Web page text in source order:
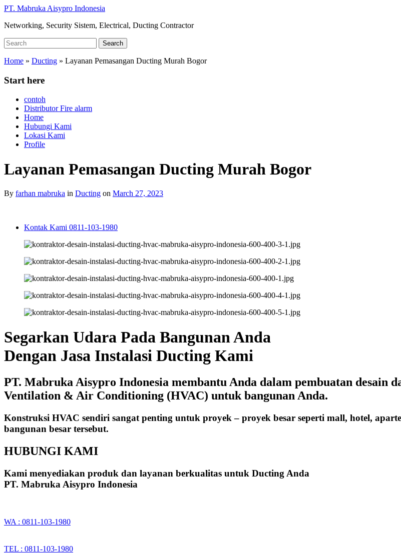
Skip
main
PT. Mabruka Aisypro Indonesia
Networking, Security Sistem, Electrical, Ducting Contractor
Search
for:
Search
Home » Ducting » Layanan Pemasangan Ducting Murah Bogor
Start here
contoh
Distributor Fire alarm
Home
Hubungi Kami
Lokasi Kami
Profile
Layanan Pemasangan Ducting Murah Bogor
By farhan mabruka in Ducting on March 27, 2023
Kontak Kami 0811-103-1980
Segarkan Udara Pada Bangunan Anda
Dengan Jasa Instalasi Ducting Kami
PT. Mabruka Aisypro Indonesia membantu Anda dalam pembuatan desain
Ventilation & Air Conditioning (HVAC) untuk bangunan Anda.
Konstruksi HVAC sendiri sangat penting untuk proyek – proyek besar seperti mall, hotel,
bangunan besar tersebut.
HUBUNGI KAMI
Kami menyediakan produk dan layanan berkualitas untuk Ducting Anda
PT. Mabruka Aisypro Indonesia
WA : 0811-103-1980
TEL : 0811-103-1980